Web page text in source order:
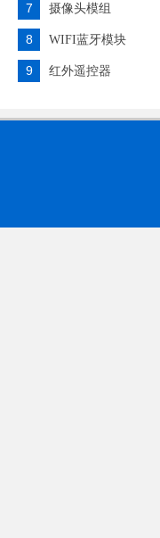
7 摄像头模组
8 WIFI蓝牙模块
9 红外遥控器